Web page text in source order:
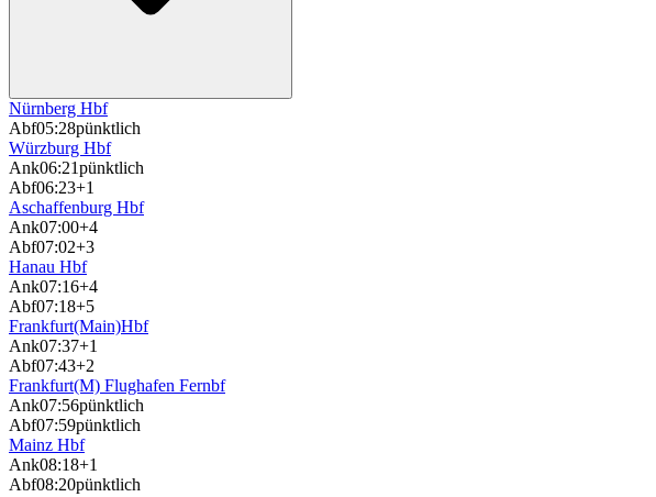
Nürnberg Hbf
Abf05:28pünktlich
Würzburg Hbf
Ank06:21pünktlich
Abf06:23+1
Aschaffenburg Hbf
Ank07:00+4
Abf07:02+3
Hanau Hbf
Ank07:16+4
Abf07:18+5
Frankfurt(Main)Hbf
Ank07:37+1
Abf07:43+2
Frankfurt(M) Flughafen Fernbf
Ank07:56pünktlich
Abf07:59pünktlich
Mainz Hbf
Ank08:18+1
Abf08:20pünktlich